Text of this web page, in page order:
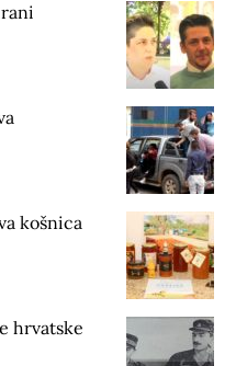
košnica
hrvatske